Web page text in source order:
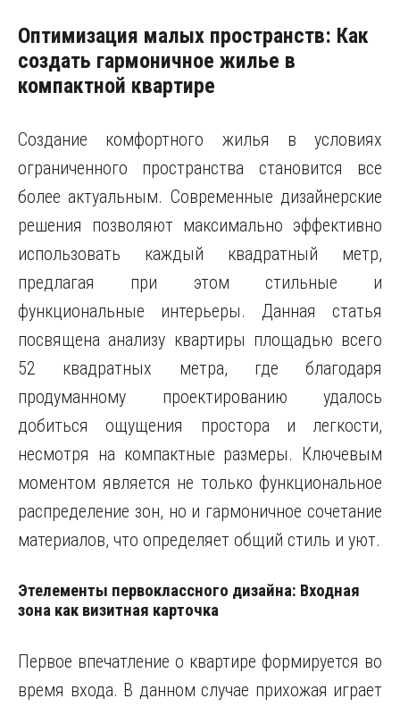
Оптимизация малых пространств: Как
создать гармоничное жилье в
компактной квартире
Создание комфортного жилья в условиях
ограниченного пространства становится все
более актуальным. Современные дизайнерские
решения позволяют максимально эффективно
использовать каждый квадратный метр,
предлагая при этом стильные и
функциональные интерьеры. Данная статья
посвящена анализу квартиры площадью всего
52 квадратных метра, где благодаря
продуманному проектированию удалось
добиться ощущения простора и легкости,
несмотря на компактные размеры. Ключевым
моментом является не только функциональное
распределение зон, но и гармоничное сочетание
материалов, что определяет общий стиль и уют.
Этелементы первоклассного дизайна: Входная
зона как визитная карточка
Первое впечатление о квартире формируется во
время входа. В данном случае прихожая играет